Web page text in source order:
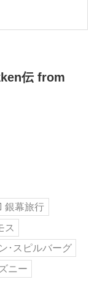
伝 from
銀幕旅行
ス
･スピルバーグ
ニー